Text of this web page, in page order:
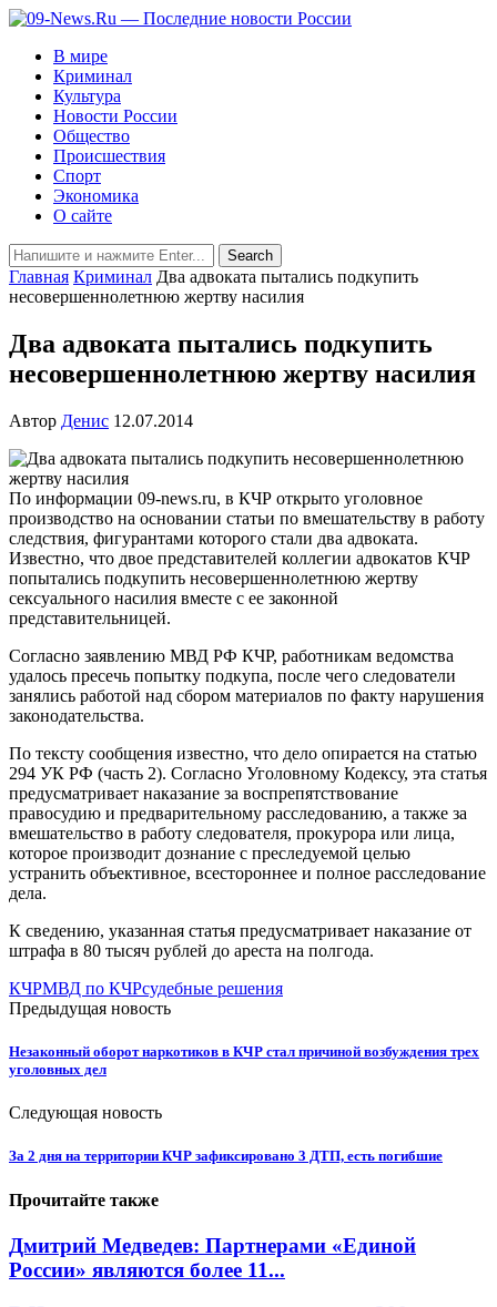
В мире
Криминал
Культура
Новости России
Общество
Происшествия
Спорт
Экономика
О сайте
Главная Криминал Два адвоката пытались подкупить
несовершеннолетнюю жертву насилия
Два адвоката пытались подкупить
несовершеннолетнюю жертву насилия
Автор Денис 12.07.2014
По информации 09-news.ru, в КЧР открыто уголовное
производство на основании статьи по вмешательству в работу
следствия, фигурантами которого стали два адвоката.
Известно, что двое представителей коллегии адвокатов КЧР
попытались подкупить несовершеннолетнюю жертву
сексуального насилия вместе с ее законной
представительницей.
Согласно заявлению МВД РФ КЧР, работникам ведомства
удалось пресечь попытку подкупа, после чего следователи
занялись работой над сбором материалов по факту нарушения
законодательства.
По тексту сообщения известно, что дело опирается на статью
294 УК РФ (часть 2). Согласно Уголовному Кодексу, эта статья
предусматривает наказание за воспрепятствование
правосудию и предварительному расследованию, а также за
вмешательство в работу следователя, прокурора или лица,
которое производит дознание с преследуемой целью
устранить объективное, всестороннее и полное расследование
дела.
К сведению, указанная статья предусматривает наказание от
штрафа в 80 тысяч рублей до ареста на полгода.
КЧРМВД по КЧРсудебные решения
Предыдущая новость
Незаконный оборот наркотиков в КЧР стал причиной возбуждения трех
уголовных дел
Следующая новость
За 2 дня на территории КЧР зафиксировано 3 ДТП, есть погибшие
Прочитайте также
Дмитрий Медведев: Партнерами «Единой
России» являются более 11...